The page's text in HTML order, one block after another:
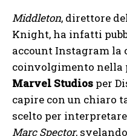
Middleton, direttore
Knight, ha infatti
account Instagram la
coinvolgimento nella
Marvel Studios per
capire con un chiaro
scelto per
Marc Spector,